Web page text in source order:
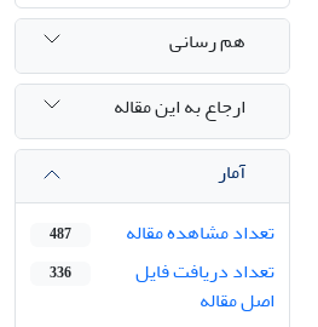
هم رسانی
ارجاع به این مقاله
آمار
تعداد مشاهده مقاله
487
تعداد دریافت فایل
اصل مقاله
336